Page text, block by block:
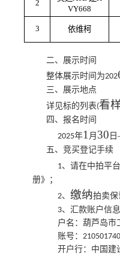
2
VY668
3 依维柯
二、展示时间
整体展示时间为202
三、展示地点
详见标的列表(看
四、报名时间
2025年1 月 30 日
五、竞买登记手续
1、请在中拍平
册》；
2、 缴纳拍卖
3、汇款账户信息
户名：葫芦岛市
账号：
开户行：中国建